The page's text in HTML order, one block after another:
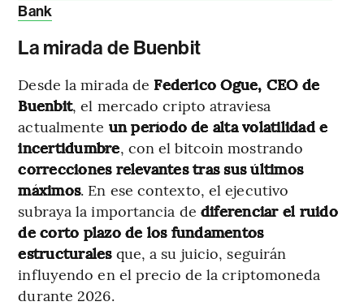
Bank
La mirada de Buenbit
Desde la mirada de Federico Ogue, CEO de
Buenbit, el mercado cripto atraviesa
actualmente un período de alta volatilidad e
incertidumbre, con el bitcoin mostrando
correcciones relevantes tras sus últimos
máximos. En ese contexto, el ejecutivo
subraya la importancia de diferenciar el ruido
de corto plazo de los fundamentos
estructuralesque, a su juicio, seguirán
influyendo en el precio de la criptomoneda
durante 2026.